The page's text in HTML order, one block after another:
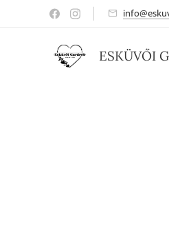
ESKÜVŐI